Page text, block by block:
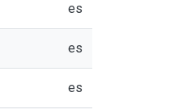
es
es
es